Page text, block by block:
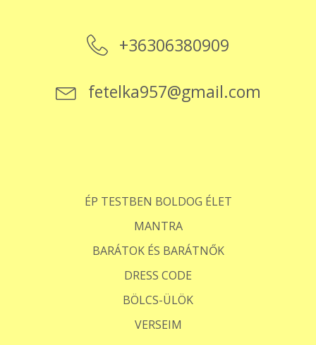
+36306380909
fetelka957@gmail.com
ÉP TESTBEN BOLDOG ÉLET
MANTRA
BARÁTOK ÉS BARÁTNŐK
DRESS CODE
BÖLCS-ÜLÖK
VERSEIM